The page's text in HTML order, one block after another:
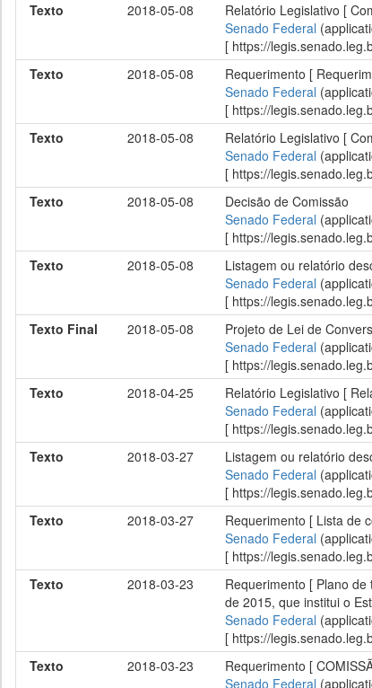
Texto
2018-05-08
Relatório Legislativo [
Senado Federal
[ https://
Texto
2018-05-08
Requerimento [
Senado Federal
[ https://
Texto
2018-05-08
Relatório Legislativo [
Senado Federal
[ https://
Texto
2018-05-08
Decisão de Comissão
Senado Federal
[ https://
Texto
2018-05-08
Listagem ou relatório
Senado Federal
[ https://
Texto Final
2018-05-08
Projeto de Lei de
Senado Federal
[ https://
Texto
2018-04-25
Relatório Legislativo [
Senado Federal
[ https://
Texto
2018-03-27
Listagem ou relatório
Senado Federal
[ https://
Texto
2018-03-27
Requerimento [ Lista de
Senado Federal
[ https://
Texto
2018-03-23
Requerimento [ Plano
de 2015, que institui o
Senado Federal
[ https://
Texto
2018-03-23
Requerimento [
Senado Federal